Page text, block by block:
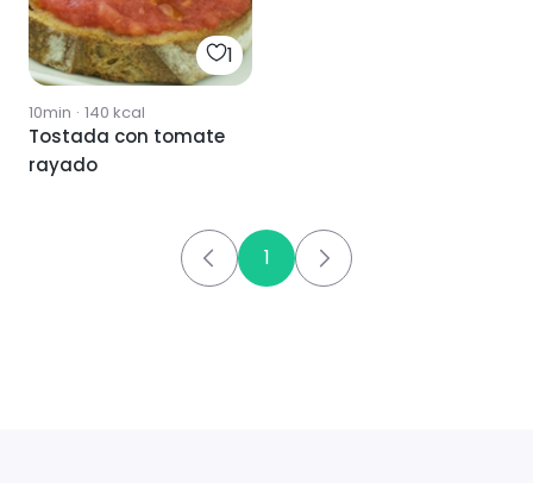
1
10min · 140 kcal
Tostada con tomate
rayado
1